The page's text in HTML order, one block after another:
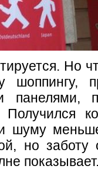
Но
шоппингу,
панелями,
шуму
но заботу